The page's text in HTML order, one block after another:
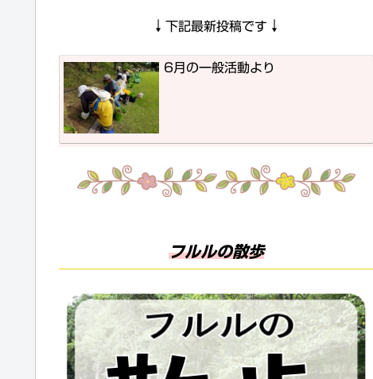
↓ 下記最新投稿です ↓
6月の一般活動より
フルルの散歩